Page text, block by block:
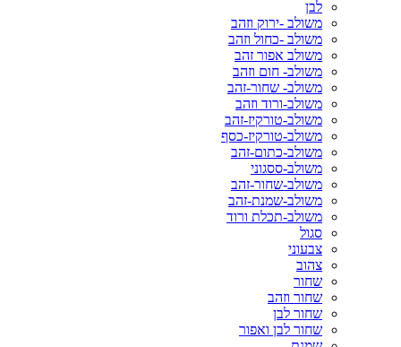
לבן
משולב -ירוק וזהב
משולב -כחול וזהב
משולב אפור זהב
משולב- חום וזהב
משולב- שחור-זהב
משולב-ורוד וזהב
משולב-טורקיז-זהב
משולב-טורקיז-כסף
משולב-כתום-זהב
משולב-ססגוני
משולב-שחור-זהב
משולב-שמנת-זהב
משולב-תכלת ורוד
סגול
צבעוני
צהוב
שחור
שחור וזהב
שחור לבן
שחור לבן ואפור